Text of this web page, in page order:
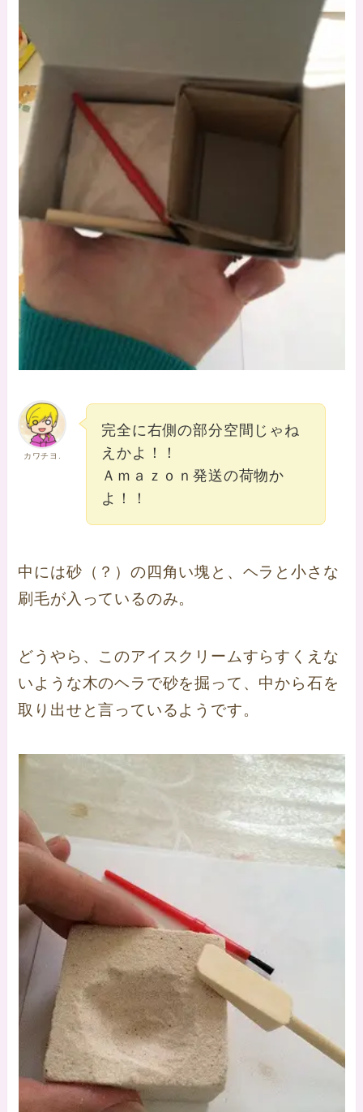
カワチヨ.
完全に右側の部分空間じゃね
えかよ！！
Ａｍａｚｏｎ発送の荷物か
よ！！
中には砂（？）の四角い塊と、ヘラと小さな
刷毛が入っているのみ。
どうやら、このアイスクリームすらすくえな
いような木のヘラで砂を掘って、中から石を
取り出せと言っているようです。